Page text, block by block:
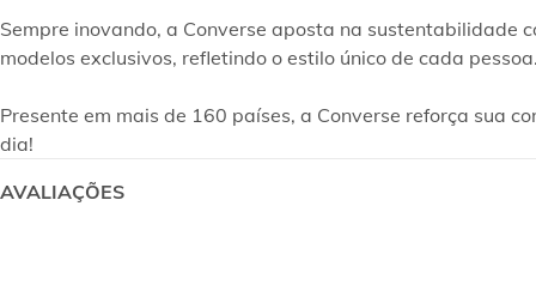
Sempre inovando, a Converse aposta na sustentabilidade
modelos exclusivos, refletindo o estilo único de cada
Presente em mais de 160 países, a Converse reforça sua
dia!
AVALIAÇÕES